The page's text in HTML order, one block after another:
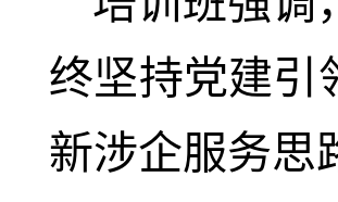
终坚持党建引
新涉企服务思